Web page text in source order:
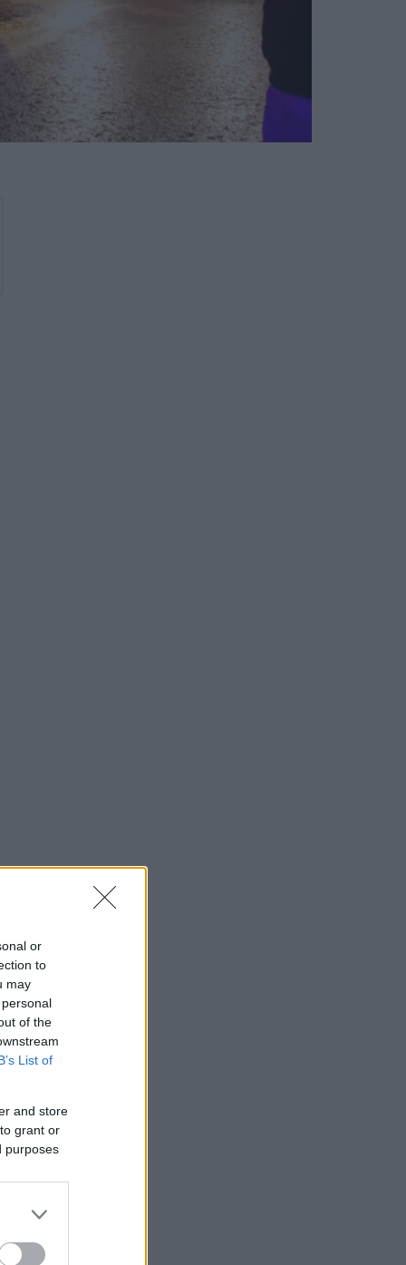
or
to
may
of the
List of
and store
grant or
purposes